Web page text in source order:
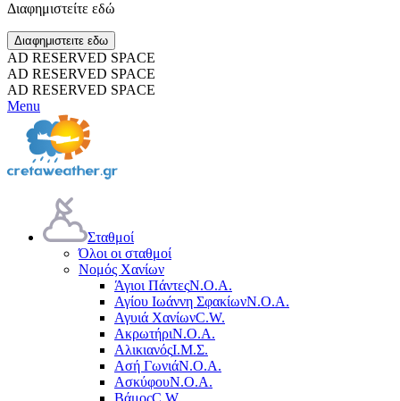
Διαφημιστείτε εδώ
Διαφημιστειτε εδω
AD RESERVED SPACE
AD RESERVED SPACE
AD RESERVED SPACE
Menu
Σταθμοί
Όλοι οι σταθμοί
Νομός Χανίων
Άγιοι ΠάντεςΝ.Ο.Α.
Αγίου Ιωάννη ΣφακίωνΝ.Ο.Α.
Αγυιά ΧανίωνC.W.
ΑκρωτήριΝ.Ο.Α.
ΑλικιανόςΙ.Μ.Σ.
Ασή ΓωνιάΝ.Ο.Α.
ΑσκύφουΝ.Ο.Α.
ΒάμοςC.W.